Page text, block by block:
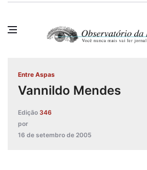
Entre Aspas
Vannildo Mendes
Edição 346
por
16 de setembro de 2005